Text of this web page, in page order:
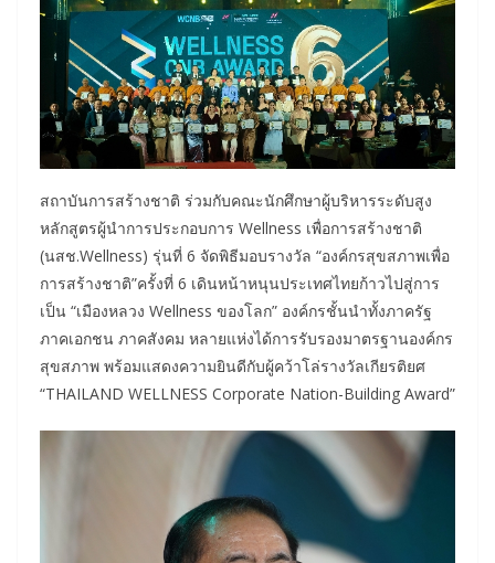
สถาบันการสร้างชาติ ร่วมกับคณะนักศึกษาผู้บริหารระดับสูง
หลักสูตรผู้นำการประกอบการ Wellness เพื่อการสร้างชาติ
(นสช.Wellness) รุ่นที่ 6 จัดพิธีมอบรางวัล “องค์กรสุขสภาพเพื่อ
การสร้างชาติ”ครั้งที่ 6 เดินหน้าหนุนประเทศไทยก้าวไปสู่การ
เป็น “เมืองหลวง Wellness ของโลก” องค์กรชั้นนำทั้งภาครัฐ
ภาคเอกชน ภาคสังคม หลายแห่งได้การรับรองมาตรฐานองค์กร
สุขสภาพ พร้อมแสดงความยินดีกับผู้คว้าโล่รางวัลเกียรติยศ
“THAILAND WELLNESS Corporate Nation-Building Award”